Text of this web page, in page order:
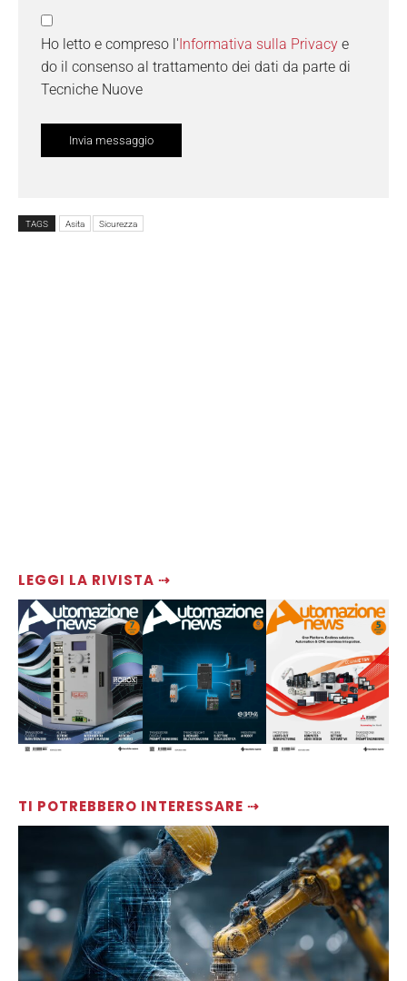
LEGGI LA RIVISTA ⇢
TI POTREBBERO INTERESSARE ⇢
Ho letto e compreso l'Informativa sulla Privacy e
do il consenso al trattamento dei dati da parte di
Tecniche Nuove
TAGS Asita Sicurezza